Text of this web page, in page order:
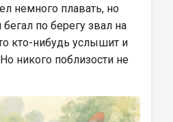
немного плавать, но
по берегу звал на
кто-нибудь услышит и
никого поблизости не